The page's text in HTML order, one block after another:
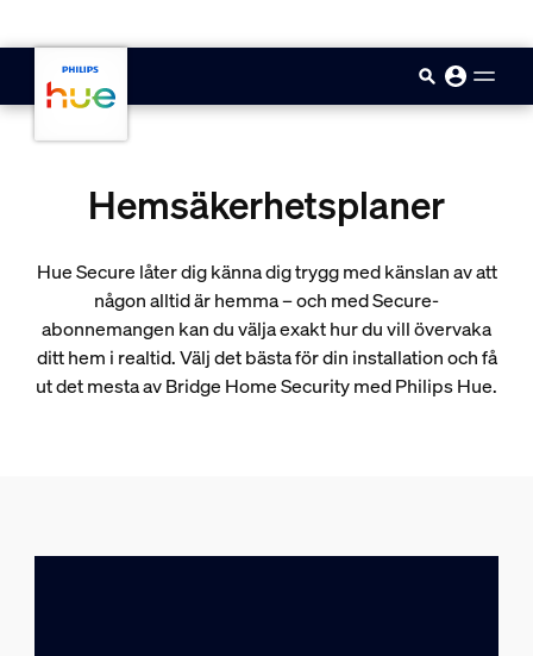
Hemsäkerhetsplaner
Hue Secure låter dig känna dig trygg med känslan av att
någon alltid är hemma – och med Secure-
abonnemangen kan du välja exakt hur du vill övervaka
ditt hem i realtid. Välj det bästa för din installation och få
ut det mesta av Bridge Home Security med Philips Hue.